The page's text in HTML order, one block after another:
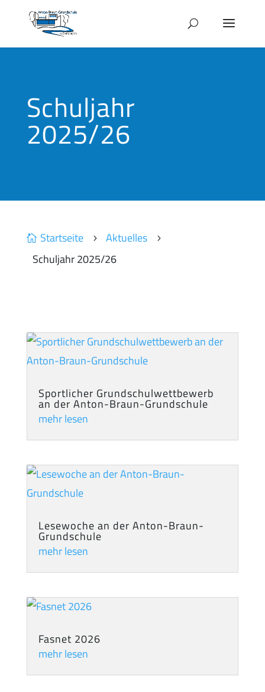
Schuljahr
2025/26
 Startseite 5 Aktuelles 5
Schuljahr 2025/26
Sportlicher Grundschulwettbewerb
an der Anton-Braun-Grundschule
mehr lesen
Lesewoche an der Anton-Braun-
Grundschule
mehr lesen
Fasnet 2026
mehr lesen